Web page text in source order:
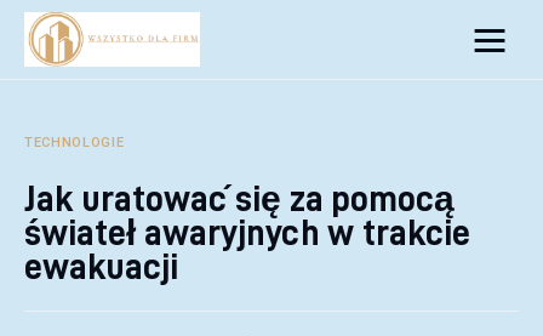
Biznes
Inwestycje
Rozwój
Technologie
Porady
TECHNOLOGIE
Jak uratować się za pomocą
świateł awaryjnych w trakcie
ewakuacji